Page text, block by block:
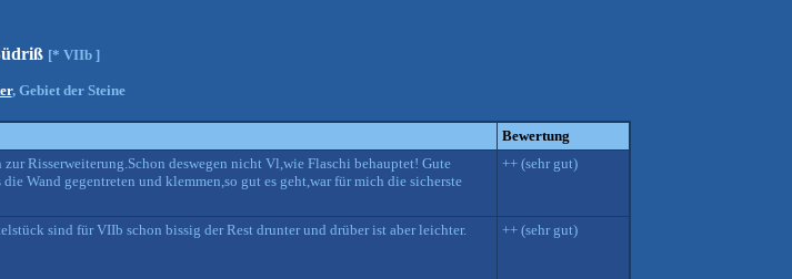
[* VIIb ]
, Gebiet der Steine
Bewertung
Risserweiterung.Schon deswegen nicht Vl,wie Flaschi behauptet! Gute
Wand gegentreten und klemmen,so gut es geht,war für mich die sicherste
++ (sehr gut)
sind für VIIb schon bissig der Rest drunter und drüber ist aber leichter. ++ (sehr gut)